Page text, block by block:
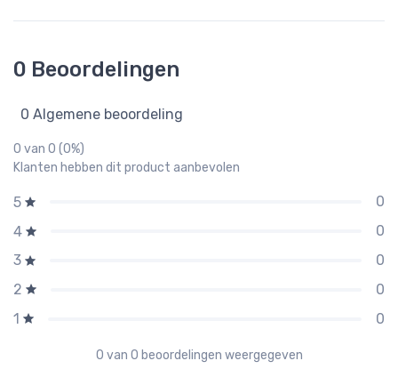
0 Beoordelingen
0 Algemene beoordeling
0 van 0 (0%)
Klanten hebben dit product aanbevolen
5
0
4
0
3
0
2
0
1
0
0 van 0 beoordelingen weergegeven